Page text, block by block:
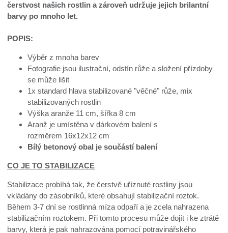
čerstvost našich rostlin a zároveň udržuje jejich brilantní
barvy po mnoho let.
POPIS:
Výběr z mnoha barev
Fotografie jsou ilustrační, odstín růže a složení přízdoby
se může lišit
1x standard hlava stabilizované "věčné" růže, mix
stabilizovaných rostlin
Výška aranže 11 cm, šířka 8 cm
Aranž je umístěna v dárkovém balení s
rozměrem 16x12x12 cm
Bílý betonový obal je součástí balení
CO JE TO STABILIZACE
Stabilizace probíhá tak, že čerstvě uříznuté rostliny jsou
vkládány do zásobníků, které obsahují stabilizační roztok.
Během 3-7 dní se rostlinná míza odpaří a je zcela nahrazena
stabilizačním roztokem. Při tomto procesu může dojít i ke ztrátě
barvy, která je pak nahrazována pomocí potravinářského